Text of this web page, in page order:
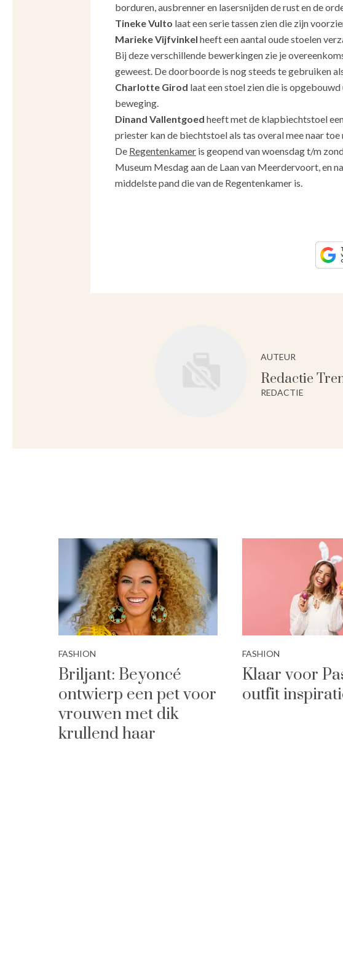
borduren, ausbrenner en lasersnijden de rust en de
Tineke Vulto laat een serie tassen zien die zijn
Marieke Vijfvinkel heeft een aantal oude stoelen
Bij deze verschillende bewerkingen zie je
geweest. De doorboorde is nog steeds te gebruiken
Charlotte Girod laat een stoel zien die is
beweging.
Dinand Vallentgoed heeft met de klapbiechtstoel
priester kan de biechtstoel als tas overal mee naar
De Regentenkamer is geopend van woensdag t/m
Museum Mesdag aan de Laan van Meerdervoort, en
middelste pand die van de Regentenkamer is.
AUTEUR
Redactie
REDACTIE
FASHION
Briljant: Beyoncé
ontwierp een pet voor
vrouwen met dik
krullend haar
FASHION
Klaar voor
outfit